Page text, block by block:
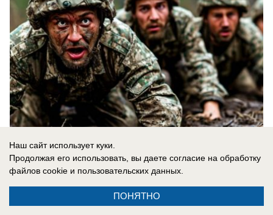
07.08.2026
В России
Наш сайт использует куки.
Продолжая его использовать, вы даете согласие на обработку
файлов cookie и пользовательских данных.
ПОНЯТНО